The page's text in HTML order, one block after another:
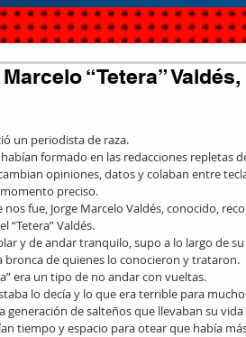
“Tetera”
un periodista de raza.
habían formado en las redacciones repletas
opiniones, datos y colaban entre
preciso.
nos fue, Jorge Marcelo Valdés, conocido,
“Tetera” Valdés.
y de andar tranquilo, supo a lo largo de
bronca de quienes lo conocieron y trataron.
era un tipo de no andar con vueltas.
lo decía y lo que era terrible para
generación de salteños que llevaban su
tiempo y espacio para otear que había